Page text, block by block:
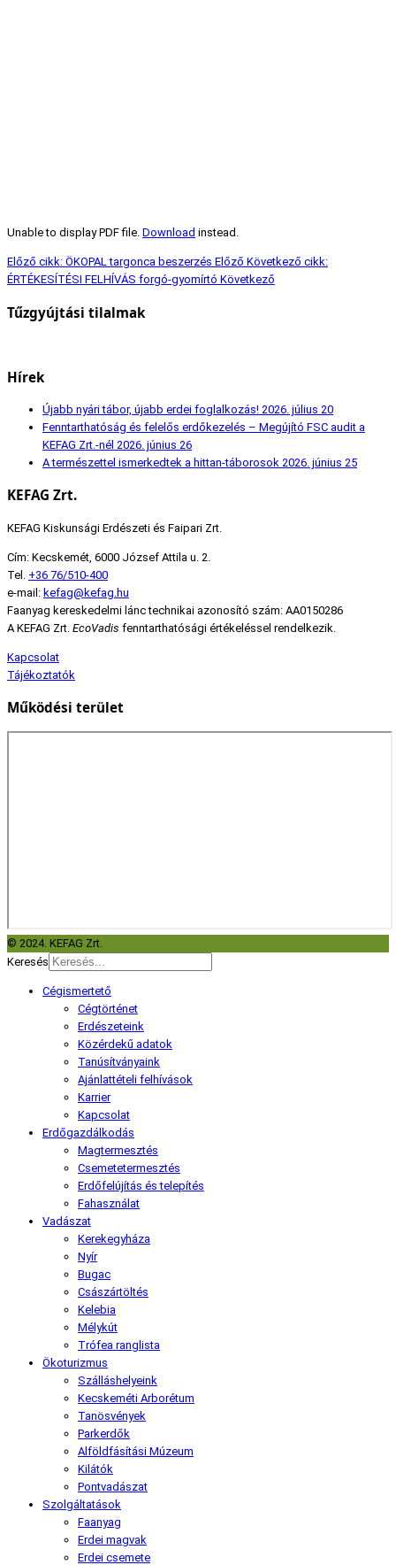
Unable to display PDF file. Download instead.
Előző cikk: ÖKOPAL targonca beszerzés Előző Következő cikk:
ÉRTÉKESÍTÉSI FELHÍVÁS forgó-gyomírtó Következő
Tűzgyújtási tilalmak
Hírek
Újabb nyári tábor, újabb erdei foglalkozás! 2026. július 20
Fenntarthatóság és felelős erdőkezelés – Megújító FSC audit a
KEFAG Zrt.-nél 2026. június 26
A természettel ismerkedtek a hittan-táborosok 2026. június 25
KEFAG Zrt.
KEFAG Kiskunsági Erdészeti és Faipari Zrt.
Cím: Kecskemét, 6000 József Attila u. 2.
Tel. +36 76/510-400
e-mail: kefag@kefag.hu
Faanyag kereskedelmi lánc technikai azonosító szám: AA0150286
A KEFAG Zrt. EcoVadis fenntarthatósági értékeléssel rendelkezik.
Kapcsolat
Tájékoztatók
Működési terület
© 2024. KEFAG Zrt.
Keresés
Cégismertető
Cégtörténet
Erdészeteink
Közérdekű adatok
Tanúsítványaink
Ajánlattételi felhívások
Karrier
Kapcsolat
Erdőgazdálkodás
Magtermesztés
Csemetetermesztés
Erdőfelújítás és telepítés
Fahasználat
Vadászat
Kerekegyháza
Nyír
Bugac
Császártöltés
Kelebia
Mélykút
Trófea ranglista
Ökoturizmus
Szálláshelyeink
Kecskeméti Arborétum
Tanösvények
Parkerdők
Alföldfásítási Múzeum
Kilátók
Pontvadászat
Szolgáltatások
Faanyag
Erdei magvak
Erdei csemete